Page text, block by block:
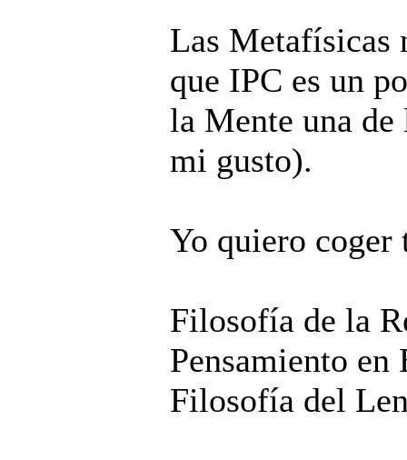
Las Metafísicas
que IPC es un
la Mente una de
mi gusto).
Yo quiero coger
Filosofía de la
Pensamiento
Filosofía del